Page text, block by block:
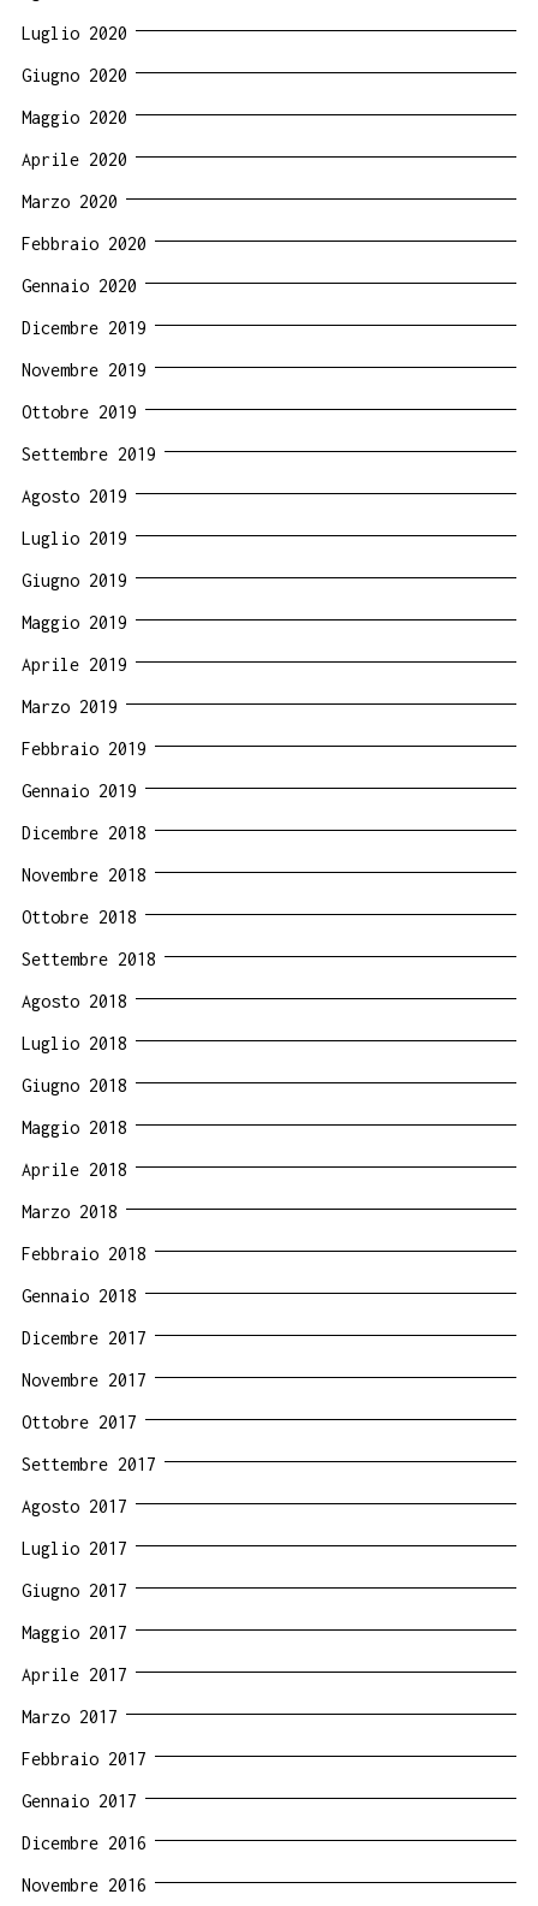
Luglio 2020
Giugno 2020
Maggio 2020
Aprile 2020
Marzo 2020
Febbraio 2020
Gennaio 2020
Dicembre 2019
Novembre 2019
Ottobre 2019
Settembre 2019
Agosto 2019
Luglio 2019
Giugno 2019
Maggio 2019
Aprile 2019
Marzo 2019
Febbraio 2019
Gennaio 2019
Dicembre 2018
Novembre 2018
Ottobre 2018
Settembre 2018
Agosto 2018
Luglio 2018
Giugno 2018
Maggio 2018
Aprile 2018
Marzo 2018
Febbraio 2018
Gennaio 2018
Dicembre 2017
Novembre 2017
Ottobre 2017
Settembre 2017
Agosto 2017
Luglio 2017
Giugno 2017
Maggio 2017
Aprile 2017
Marzo 2017
Febbraio 2017
Gennaio 2017
Dicembre 2016
Novembre 2016